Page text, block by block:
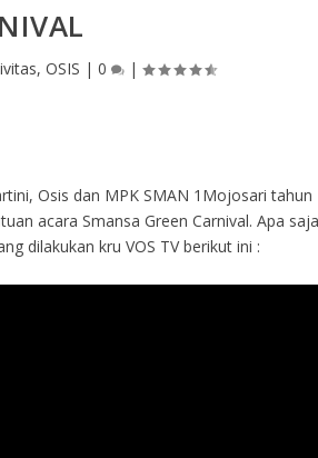
,OSIS |0 |
Osis dan MPK SMAN 1Mojosari tahun
acara Smansa Green Carnival. Apa saja
dilakukan kru VOS TV berikut ini :